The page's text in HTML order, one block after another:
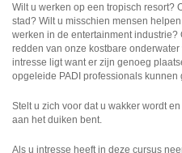
Wilt u werken op een tropisch resort?
stad? Wilt u misschien mensen
werken in de entertainment
redden van onze kostbare
intresse ligt want er zijn genoeg
opgeleide PADI professionals kunnen
Stelt u zich voor dat u wakker wordt
aan het duiken bent.
Als u intresse heeft in deze cursus